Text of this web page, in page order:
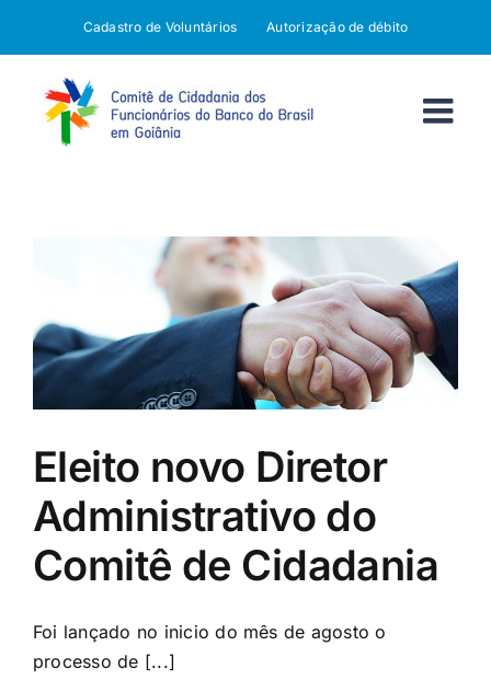
conteúdo
Cadastro de Voluntários Autorização de débito
Eleito novo Diretor
Administrativo do
Comitê de Cidadania
Foi lançado no inicio do mês de agosto o
processo de [...]